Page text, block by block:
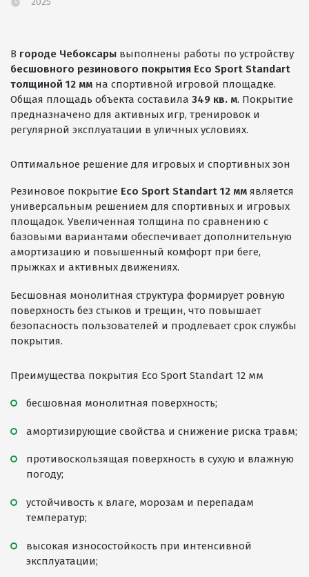
ПОКРЫТИЙ
ПРОЕКТНЫЕ РЕШЕНИЯ СПОРТИВНЫХ ПЛОЩАДОК
ПРОЕКТНЫЕ РЕШЕНИЯ ДЕТСКИХ ПЛОЩАДОК
ПРОЕКТНЫЕ РЕШЕНИЯ ПРОФЕССИОНАЛЬНЫХ БЕГОВЫХ
Решение компании “Экополис” под Приказ №1134
Антискользящее покрытие для бассейна
Водонепроницаемые покрытия
Покрытие для эксплуатируемой кровли
Покрытия детских площадок
Покрытия для спортивных площадок
Универсальные антискользящие покрытия
Искусственная трава
Резиновая плитка
Резиновый бордюр
Рулонное резиновое покрытие
Каменный ковер
В городе Чебоксары выполнены работы по устройству
бесшовного резинового покрытия Eco Sport Standart
толщиной 12 мм на спортивной игровой площадке.
Общая площадь объекта составила 349 кв. м. Покрытие
предназначено для активных игр, тренировок и
регулярной эксплуатации в уличных условиях.
Оптимальное решение для игровых и спортивных зон
Резиновое покрытие Eco Sport Standart 12 мм является
универсальным решением для спортивных и игровых
площадок. Увеличенная толщина по сравнению с
базовыми вариантами обеспечивает дополнительную
амортизацию и повышенный комфорт при беге,
прыжках и активных движениях.
Бесшовная монолитная структура формирует ровную
поверхность без стыков и трещин, что повышает
безопасность пользователей и продлевает срок службы
покрытия.
Преимущества покрытия Eco Sport Standart 12 мм
бесшовная монолитная поверхность;
амортизирующие свойства и снижение риска травм;
противоскользящая поверхность в сухую и влажную
погоду;
устойчивость к влаге, морозам и перепадам
температур;
высокая износостойкость при интенсивной
эксплуатации;